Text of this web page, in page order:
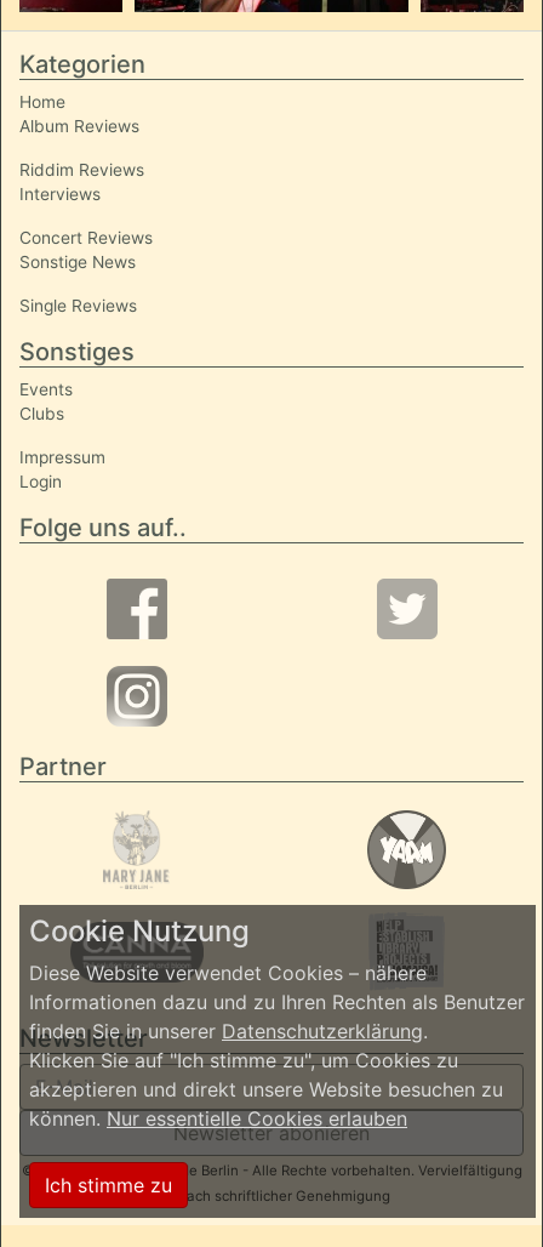
Kategorien
Home
Album Reviews
Riddim Reviews
Interviews
Concert Reviews
Sonstige News
Single Reviews
Sonstiges
Events
Clubs
Impressum
Login
Folge uns auf..
Partner
Newsletter
Newsletter abonieren
© 2026 ReggaeInBerlin.de Berlin - Alle Rechte vorbehalten. Vervielfältigung
nur nach schriftlicher Genehmigung
Cookie Nutzung
Diese Website verwendet Cookies – nähere
Informationen dazu und zu Ihren Rechten als Benutzer
finden Sie in unserer Datenschutzerklärung.
Klicken Sie auf "Ich stimme zu", um Cookies zu
akzeptieren und direkt unsere Website besuchen zu
können.Nur essentielle Cookies erlauben
Ich stimme zu